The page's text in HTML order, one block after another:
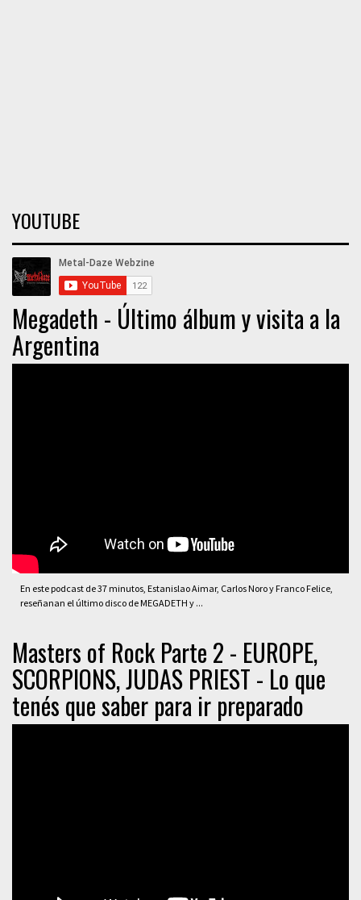
YOUTUBE
Megadeth - Último álbum y visita a la
Argentina
En este podcast de 37 minutos, Estanislao Aimar, Carlos Noro y Franco Felice,
reseñanan el último disco de MEGADETH y ...
Masters of Rock Parte 2 - EUROPE,
SCORPIONS, JUDAS PRIEST - Lo que
tenés que saber para ir preparado